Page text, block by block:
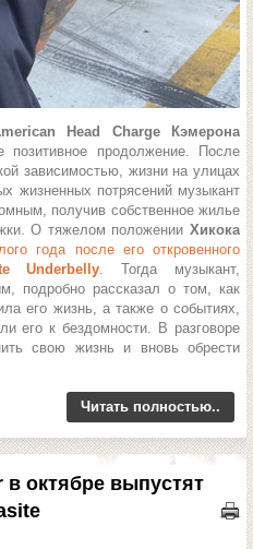
Head Charge Кэмерона
позитивное продолжение. После
зависимостью, жизни на улицах
жизненных потрясений музыкант
получив собственное жилье
О тяжелом положении Хикока
года после его откровенного
Underbelly. Тогда музыкант,
подробно рассказал о том, как
его жизнь, а также о событиях,
его к бездомности. В разговоре
свою жизнь и вновь обрести
Читать полностью..
октябре выпустят